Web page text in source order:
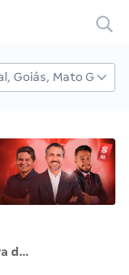
Prefeitura de Pintópolis – MG: Edital disponível! Mais de 130 vagas entre todos os níveis!